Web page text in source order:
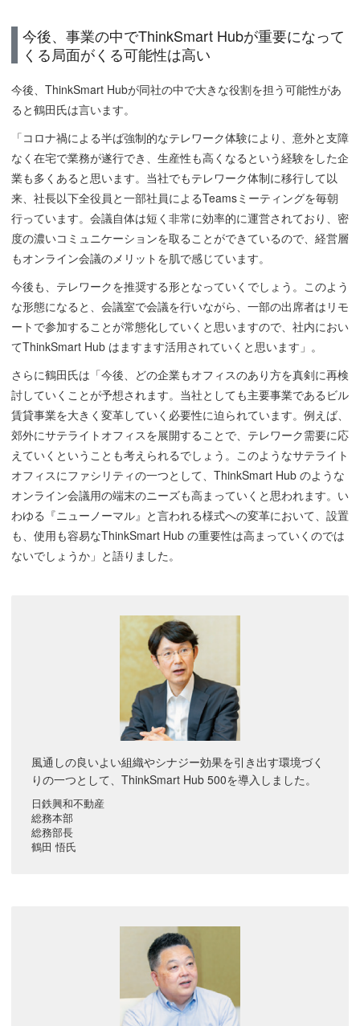
今後、事業の中でThinkSmart Hubが重要になって
くる局面がくる可能性は高い
今後、ThinkSmart Hubが同社の中で大きな役割を担う可能性があ
ると鶴田氏は言います。
「コロナ禍による半ば強制的なテレワーク体験により、意外と支障
なく在宅で業務が遂行でき、生産性も高くなるという経験をした企
業も多くあると思います。当社でもテレワーク体制に移行して以
来、社長以下全役員と一部社員によるTeamsミーティングを毎朝
行っています。会議自体は短く非常に効率的に運営されており、密
度の濃いコミュニケーションを取ることができているので、経営層
もオンライン会議のメリットを肌で感じています。
今後も、テレワークを推奨する形となっていくでしょう。このよう
な形態になると、会議室で会議を行いながら、一部の出席者はリモ
ートで参加することが常態化していくと思いますので、社内におい
てThinkSmart Hub はますます活用されていくと思います」。
さらに鶴田氏は「今後、どの企業もオフィスのあり方を真剣に再検
討していくことが予想されます。当社としても主要事業であるビル
賃貸事業を大きく変革していく必要性に迫られています。例えば、
郊外にサテライトオフィスを展開することで、テレワーク需要に応
えていくということも考えられるでしょう。このようなサテライト
オフィスにファシリティの一つとして、ThinkSmart Hub のような
オンライン会議用の端末のニーズも高まっていくと思われます。い
わゆる『ニューノーマル』と言われる様式への変革において、設置
も、使用も容易なThinkSmart Hub の重要性は高まっていくのでは
ないでしょうか」と語りました。
風通しの良いよい組織やシナジー効果を引き出す環境づく
りの一つとして、ThinkSmart Hub 500を導入しました。
日鉄興和不動産
総務本部
総務部長
鶴田 悟氏